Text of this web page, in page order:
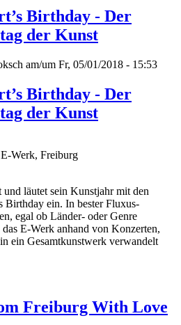
Birthday - Der
der Kunst
am/um Fr, 05/01/2018 - 15:53
Birthday - Der
der Kunst
Werk, Freiburg
läutet sein Kunstjahr mit den
Birthday ein. In bester Fluxus-
egal ob Länder- oder Genre
E-Werk anhand von Konzerten,
ein Gesamtkunstwerk verwandelt
Freiburg With Love